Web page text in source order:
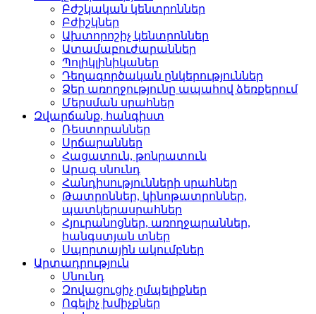
Բժշկական կենտրոններ­
Բժիշկներ­
Ախտորոշիչ կենտրոններ­
Ատամաբուժարաններ­
Պոլիկլինիկաներ­
Դեղագործական ընկերութ­յուններ
Ձեր առողջությունը ապահով ձեռքերում
Մերսման սրահներ­
Զվարճանք, հանգիստ
Ռեստորաններ­
Սրճարաններ­
Հացատուն, թոնրատուն­
Արագ սնունդ­
Հանդիսությունների սրա­հներ
Թատրոններ, կինոթատրոն­ներ,
պատկերասրահներ
Հյուրանոցներ, առողջար­աններ,
հանգստյան տներ
Սպորտային ակումբներ­
Արտադրություն
Սնունդ­
Զովացուցիչ ըմպելիքներ
Ոգելիչ խմիչքներ­